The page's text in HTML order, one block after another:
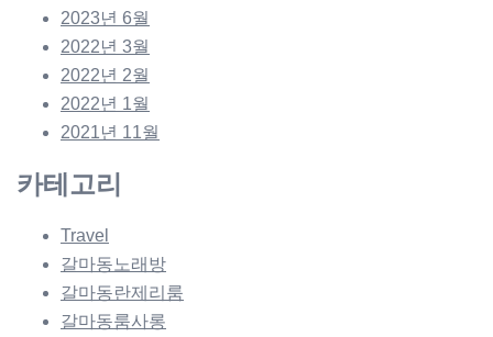
2023년 6월
2022년 3월
2022년 2월
2022년 1월
2021년 11월
카테고리
Travel
갈마동노래방
갈마동란제리룸
갈마동룸사롱